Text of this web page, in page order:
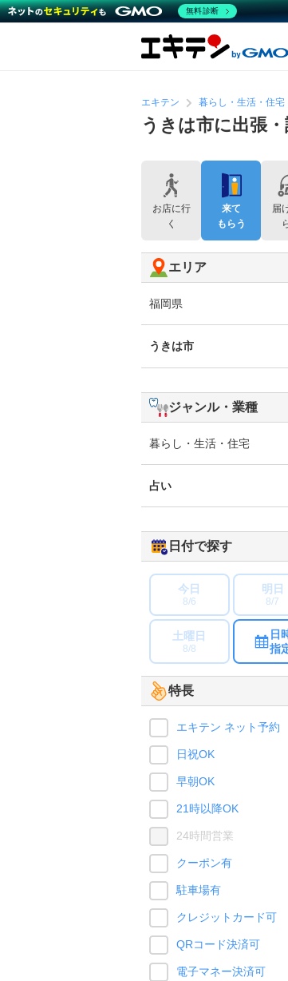
エキテン 暮らし・生活・住宅
うきは市に出張
お店に行
く
来て
もらう
届
エリア
福岡県
うきは市
ジャンル・業種
暮らし・生活・住宅
占い
日付で探す
今日
8/6
明日
8/7
土曜日
8/8
日
指
特長
エキテン ネット予約
日祝OK
早朝OK
21時以降OK
24時間営業
クーポン有
駐車場有
クレジットカード可
QRコード決済可
電子マネー決済可
無料診断